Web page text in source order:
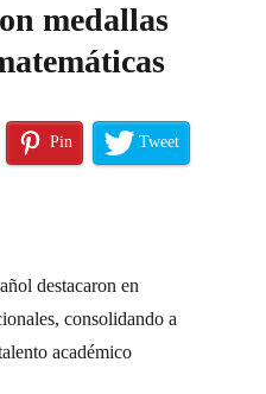
medallas
Pin Tweet
destacaron en
consolidando a
académico